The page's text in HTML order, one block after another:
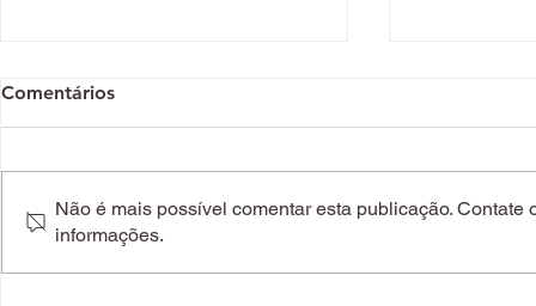
Há um novo spot asiático no
Amantes
Comentários
Não é mais possível comentar esta publicação. Contate
informações.